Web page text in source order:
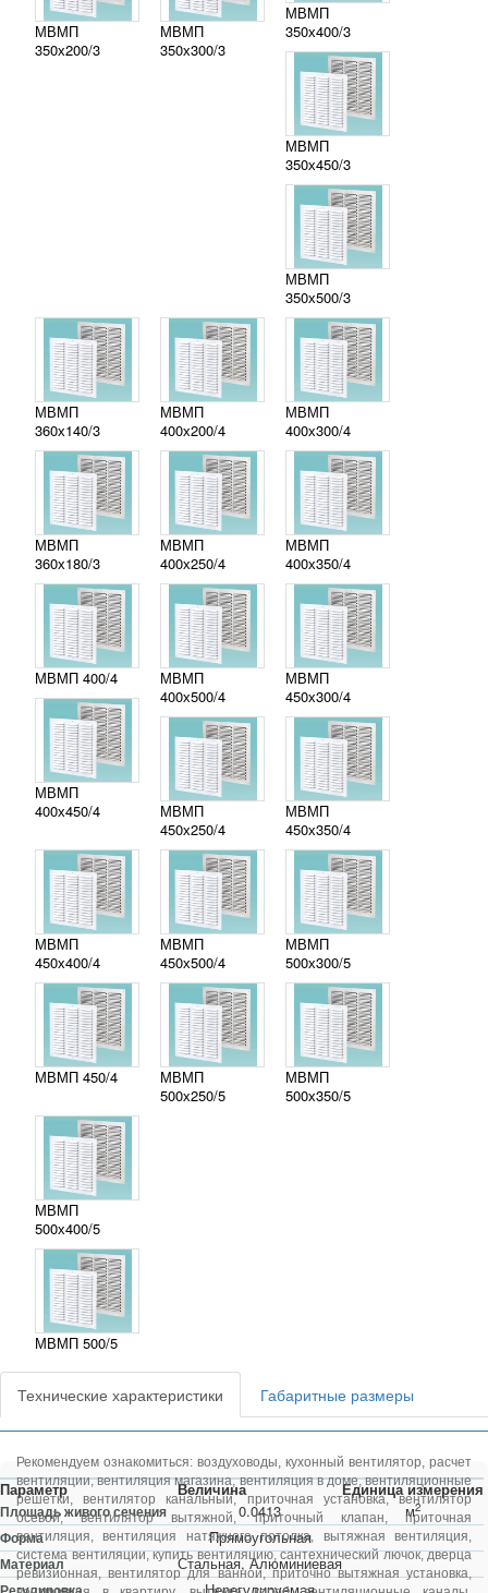
МВМП
350х200/3
МВМП
350х300/3
МВМП
350х400/3
МВМП
350х450/3
МВМП
350х500/3
МВМП
360х140/3
МВМП
360х180/3
МВМП
400х200/4
МВМП
400х250/4
МВМП
400х300/4
МВМП
400х350/4
МВМП 400/4
МВМП
400х450/4
МВМП
400х500/4
МВМП
450х250/4
МВМП
450х300/4
МВМП
450х350/4
МВМП
450х400/4
МВМП 450/4
МВМП
450х500/4
МВМП
500х250/5
МВМП
500х300/5
МВМП
500х350/5
МВМП
500х400/5
МВМП 500/5
Технические характеристики Габаритные размеры
Параметр Величина Единица измерения
Площадь живого сечения 0.0413 м2
Форма Прямоугольная
Материал Стальная, Алюминиевая
Рекомендуем ознакомиться: воздуховоды, кухонный вентилятор, расчет
вентиляции,вентиляция магазина,вентиляция в доме,вентиляционные
решетки,вентилятор канальный,приточная установка,вентилятор
осевой,вентилятор вытяжной,приточный клапан, приточная
вентиляция,вентиляция натяжного потолка, вытяжная вентиляция,
система вентиляции,купить вентиляцию,сантехнический лючок,дверца
ревизионная,вентилятор для ванной,приточно вытяжная установка,